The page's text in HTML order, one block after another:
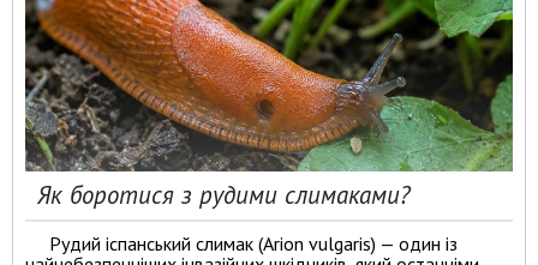
Як боротися з рудими слимаками?
Рудий іспанський слимак (Arion vulgaris) — один із